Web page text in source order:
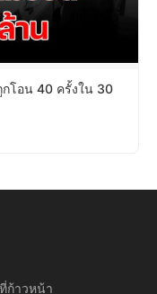
โอน 40 ครั้งใน 30
ก้าวหน้า